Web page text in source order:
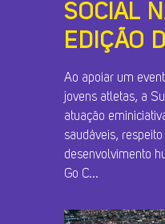
SOCIAL
EDIÇÃO
Ao apoiar um
jovens atletas, a
atuação
saudáveis,
desenvolvimento
Go C...